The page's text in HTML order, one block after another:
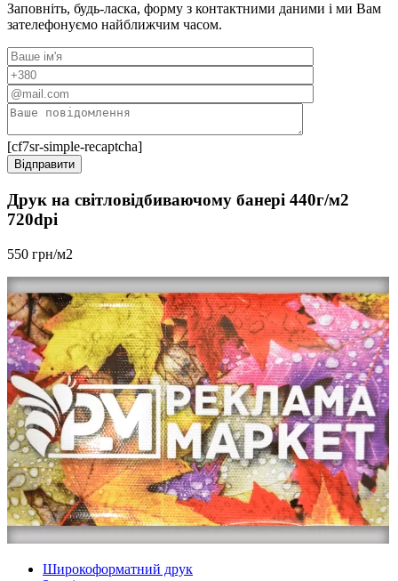
Заповніть, будь-ласка, форму з контактними даними і ми Вам
зателефонуємо найближчим часом.
[cf7sr-simple-recaptcha]
Друк на світловідбиваючому банері 440г/м2
720dpi
550 грн/м2
Широкоформатний друк